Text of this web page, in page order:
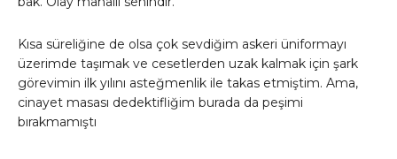
Kısa süreliğine de olsa çok sevdiğim askeri üniformayı
üzerimde taşımak ve cesetlerden uzak kalmak için şark
görevimin ilk yılını asteğmenlik ile takas etmiştim. Ama,
cinayet masası dedektifliğim burada da peşimi
bırakmamıştı